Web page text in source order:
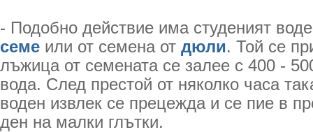
- Подобно действие има студеният
семе или от семена от дюли. Той се
лъжица от семената се залее с 400 -
вода. След престой от няколко часа
воден извлек се прецежда и се пие в
ден на малки глътки.